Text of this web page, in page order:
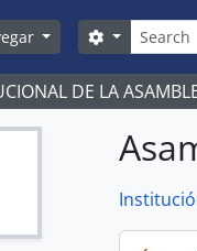
Search
DE LA